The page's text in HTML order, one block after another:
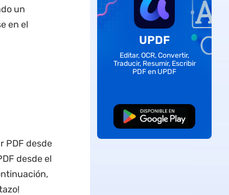
un
en el
PDF desde
desde el
UPDF
Editar, OCR, Convertir,
Traducir, Resumir, Escribir
PDF en UPDF
Descarga Gratuita